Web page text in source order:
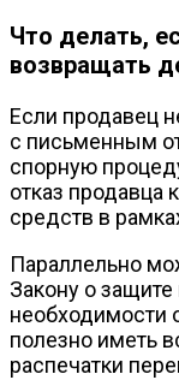
Что делать,
возвращать
Если продавец
с письменным
спорную
отказ продавца
средств в
Параллельно
Закону о
необходимости
полезно иметь
распечатки